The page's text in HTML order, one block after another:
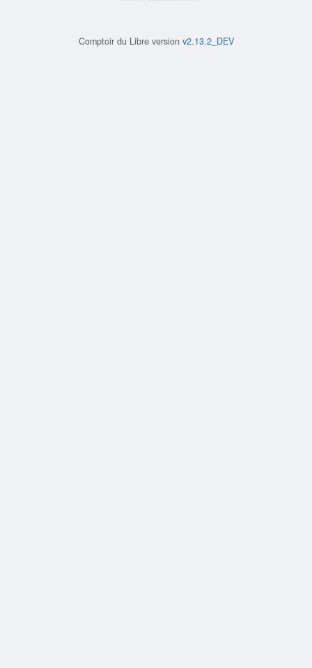
Comptoir du Libre version v2.13.2_DEV